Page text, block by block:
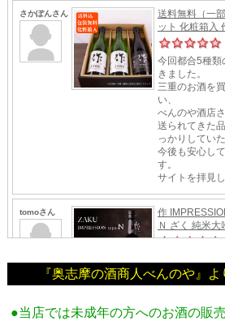
『奥志摩の酒商人べんのや』
●当店では未成年の方へのお酒の販